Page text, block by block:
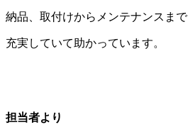
納品、取付けからメンテナンスまで
充実していて助かっています。
担当者より